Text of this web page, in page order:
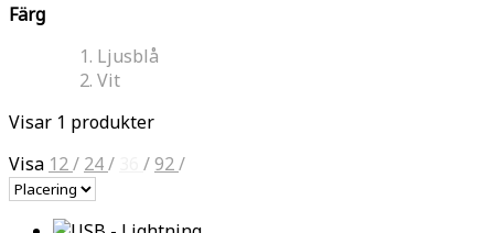
Färg
Ljusblå
Vit
Visar 1 produkter
Visa 12/ 24/ /92/